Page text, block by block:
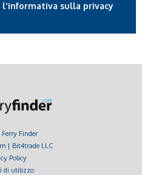
l'informativa sulla privacy
Finder
| Bit4trade LLC
Policy
di utilizzo